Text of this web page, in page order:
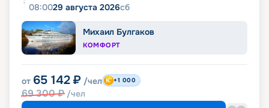
08:0029 августа 2026сб
Михаил Булгаков
КОМФОРТ
от 65 142 ₽ /чел
69 300₽ /чел
+1 000